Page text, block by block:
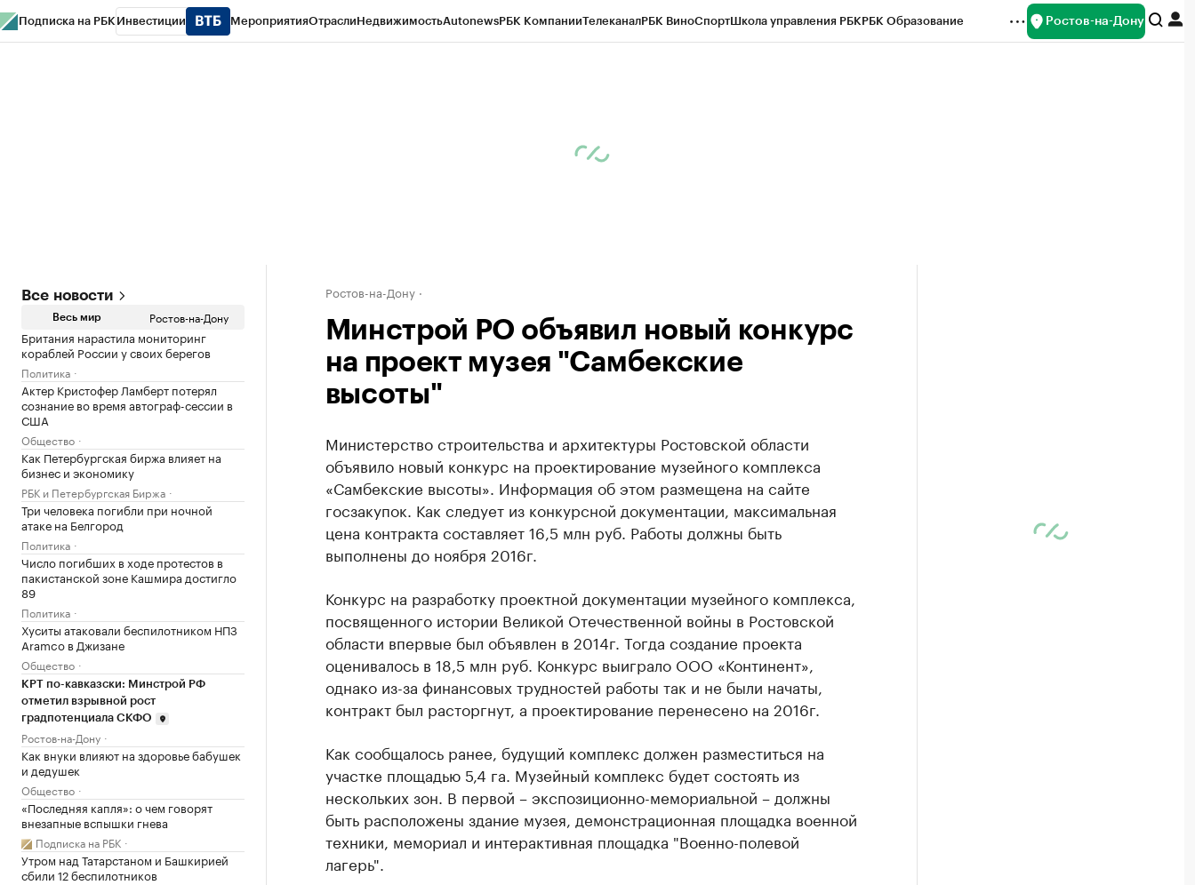
Подписка на РБК Инвестиции МероприятияОтраслиНедвижимостьAutonewsРБК КомпанииТелеканалРБК ВиноСпортШкола управления РБКРБК Образование Ростов-на-Дону
Все новости
Весь мир Ростов-на-Дону
Британия нарастила мониторинг
кораблей России у своих берегов
Политика
Актер Кристофер Ламберт потерял
сознание во время автограф-сессии в
США
Общество
Как Петербургская биржа влияет на
бизнес и экономику
РБК и Петербургская Биржа
Три человека погибли при ночной
атаке на Белгород
Политика
Число погибших в ходе протестов в
пакистанской зоне Кашмира достигло
89
Политика
Хуситы атаковали беспилотником НПЗ
Aramco в Джизане
Общество
КРТ по-кавказски: Минстрой РФ
отметил взрывной рост
градпотенциала СКФО
Ростов-на-Дону
Как внуки влияют на здоровье бабушек
и дедушек
Общество
«Последняя капля»: о чем говорят
внезапные вспышки гнева
Подписка на РБК
Утром над Татарстаном и Башкирией
сбили 12 беспилотников
Ростов-на-Дону
Минстрой РО объявил новый конкурс
на проект музея "Самбекские
высоты"
Министерство строительства и архитектуры Ростовской области
объявило новый конкурс на проектирование музейного комплекса
«Самбекские высоты». Информация об этом размещена на сайте
госзакупок. Как следует из конкурсной документации, максимальная
цена контракта составляет 16,5 млн руб. Работы должны быть
выполнены до ноября 2016г.
Конкурс на разработку проектной документации музейного комплекса,
посвященного истории Великой Отечественной войны в Ростовской
области впервые был объявлен в 2014г. Тогда создание проекта
оценивалось в 18,5 млн руб. Конкурс выиграло ООО «Континент»,
однако из-за финансовых трудностей работы так и не были начаты,
контракт был расторгнут, а проектирование перенесено на 2016г.
Как сообщалось ранее, будущий комплекс должен разместиться на
участке площадью 5,4 га. Музейный комплекс будет состоять из
нескольких зон. В первой – экспозиционно-мемориальной – должны
быть расположены здание музея, демонстрационная площадка военной
техники, мемориал и интерактивная площадка "Военно-полевой
лагерь".